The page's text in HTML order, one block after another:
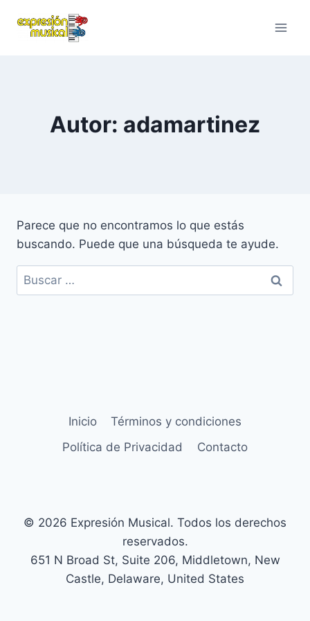
Autor: adamartinez
Parece que no encontramos lo que estás
buscando. Puede que una búsqueda te ayude.
Buscar:
Inicio
Términos y condiciones
Política de Privacidad
Contacto
© 2026 Expresión Musical. Todos los derechos
reservados.
651 N Broad St, Suite 206, Middletown, New
Castle, Delaware, United States